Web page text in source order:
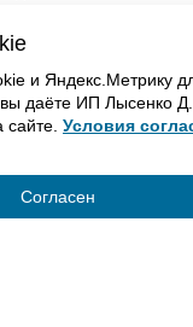
с
жесткая
и Яндекс.Метрику
даёте ИП Лысенко
Условия
Согласен